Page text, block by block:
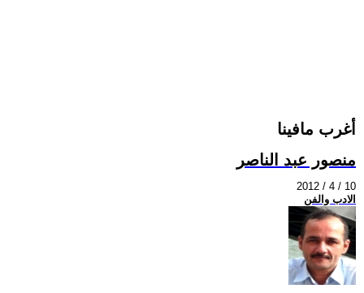
أغرب مافينا
منصور عبد الناصر
2012 / 4 / 10
الادب والفن